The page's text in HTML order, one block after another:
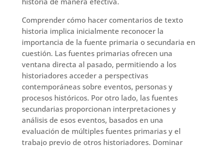
Comprender cómo hacer comentarios de texto
historia implica inicialmente reconocer la
importancia de la fuente primaria o secundaria en
cuestión. Las fuentes primarias ofrecen una
ventana directa al pasado, permitiendo a los
historiadores acceder a perspectivas
contemporáneas sobre eventos, personas y
procesos históricos. Por otro lado, las fuentes
secundarias proporcionan interpretaciones y
análisis de esos eventos, basados en una
evaluación de múltiples fuentes primarias y el
trabajo previo de otros historiadores. Dominar